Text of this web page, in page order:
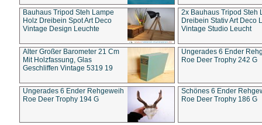
Bauhaus Tripod Steh Lampe
Holz Dreibein Spot Art Deco
Vintage Design Leuchte
2x Bauhaus Tripod Steh
Dreibein Stativ Art Deco
Vintage Studio Leucht
Alter Großer Barometer 21 Cm
Mit Holzfassung, Glas
Geschliffen Vintage 5319 19
Ungerades 6 Ender
Roe Deer Trophy 242 G
Ungerades 6 Ender Rehgeweih
Roe Deer Trophy 194 G
Schönes 6 Ender
Roe Deer Trophy 186 G